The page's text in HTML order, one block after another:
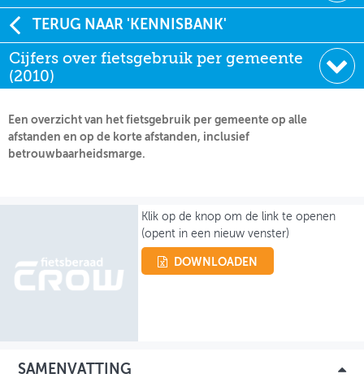
NIEUWS
BIJEENKOMSTEN
KENNISBANK
ADRESSENBOEK
OVER FIETSBERAAD
GEBRUIKER
TERUG NAAR 'KENNISBANK'
Cijfers over fietsgebruik per gemeente
(2010)
Soort:
Factsheets & Infographics
Auteur:
CROW-Fietsberaad
Datum:
Een overzicht van het fietsgebruik per gemeente op alle
afstanden en op de korte afstanden, inclusief
betrouwbaarheidsmarge.
Klik op de knop om de link te openen
(opent in een nieuw venster)
DOWNLOADEN
SAMENVATTING